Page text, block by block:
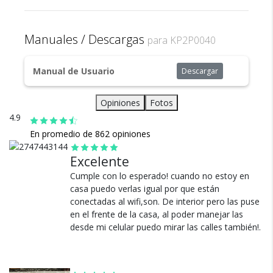
comunicación bidireccional a través de la cámara
Memoria Expandible en micro SD a 128GB
al Celular y captura de fotografía al activar
Permite monitoreos y ejecuciones remotas desde
MULTIPLES dispositivos, y se pueden establecer
distintos niveles de permisos para cada usuario
Graba video, captura fotografías
Autonomía enchufada: ilimitada
Lente: 2.8mm
Pixel: 2MP
Ángulo de la cámara: 75°
Sensor: CMOS
4x Cable USB
4x Soporte de Pared
Packaging Original.
Manuales / Descargas para KP2P0040
Manual de Usuario Descargar
Opiniones
Fotos
4.9
En promedio de 862 opiniones
Excelente
Cumple con lo esperado! cuando no estoy en
casa puedo verlas igual por que están
conectadas al wifi,son. De interior pero las puse
en el frente de la casa, al poder manejar las
desde mi celular puedo mirar las calles también!.
cuentan con seguro total.
Cambios y Devoluciones
Te damos 30 días de prueba.
Si no es lo que esperabas, te devolvemos tu
dinero.